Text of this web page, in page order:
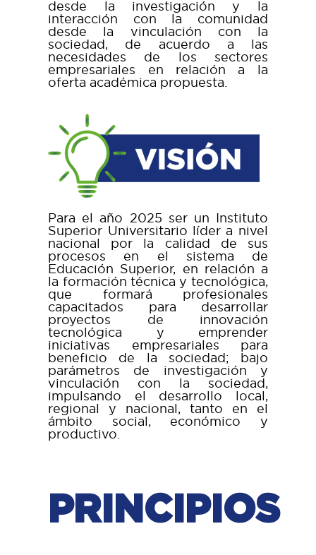
desde la investigación y la
interacción con la comunidad
desde la vinculación con la
sociedad, de acuerdo a las
necesidades de los sectores
empresariales en relación a la
oferta académica propuesta.
Para el año 2025 ser un Instituto
Superior Universitario líder a nivel
nacional por la calidad de sus
procesos en el sistema de
Educación Superior, en relación a
la formación técnica y tecnológica,
que formará profesionales
capacitados para desarrollar
proyectos de innovación
tecnológica y emprender
iniciativas empresariales para
beneficio de la sociedad; bajo
parámetros de investigación y
vinculación con la sociedad,
impulsando el desarrollo local,
regional y nacional, tanto en el
ámbito social, económico y
productivo.
PRINCIPIOS